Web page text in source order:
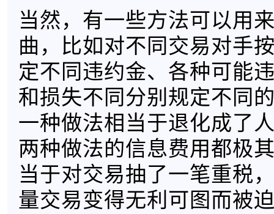
当然，有一些方法可以用
曲，比如对不同交易对手
定不同违约金、各种可能
和损失不同分别规定不同
一种做法相当于退化成了
两种做法的信息费用都极
当于对交易抽了一笔重税
量交易变得无利可图而被